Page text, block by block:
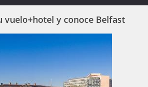
vuelo+hotel y conoce Belfast